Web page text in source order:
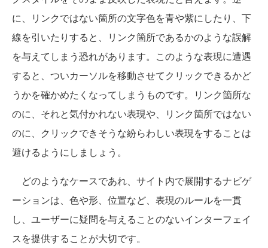
に、リンクではない箇所の文字色を青や紫にしたり、下
線を引いたりすると、リンク箇所であるかのような誤解
を与えてしまう恐れがあります。このような表現に遭遇
すると、ついカーソルを移動させてクリックできるかど
うかを確かめたくなってしまうものです。リンク箇所な
のに、それと気付かれない表現や、リンク箇所ではない
のに、クリックできそうな紛らわしい表現をすることは
避けるようにしましょう。
どのようなケースであれ、サイト内で展開するナビゲ
ーションは、色や形、位置など、表現のルールを一貫
し、ユーザーに疑問を与えることのないインターフェイ
スを提供することが大切です。